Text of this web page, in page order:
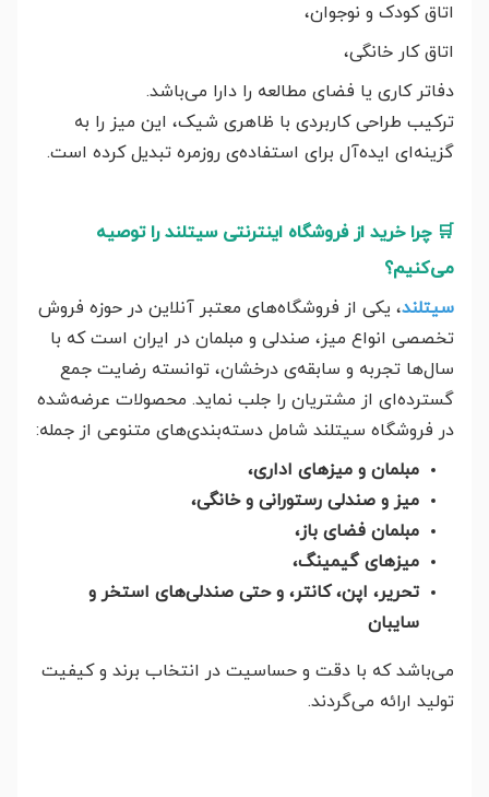
اتاق کودک و نوجوان،
اتاق کار خانگی،
دفاتر کاری یا فضای مطالعه را دارا می‌باشد.
ترکیب طراحی کاربردی با ظاهری شیک، این میز را به
گزینه‌ای ایده‌آل برای استفاده‌ی روزمره تبدیل کرده است.
🛒 چرا خرید از فروشگاه اینترنتی سیتلند را توصیه
می‌کنیم؟
سیتلند، یکی از فروشگاه‌های معتبر آنلاین در حوزه فروش
تخصصی انواع میز، صندلی و مبلمان در ایران است که با
سال‌ها تجربه و سابقه‌ی درخشان، توانسته رضایت جمع
گسترده‌ای از مشتریان را جلب نماید. محصولات عرضه‌شده
در فروشگاه سیتلند شامل دسته‌بندی‌های متنوعی از جمله:
مبلمان و میزهای اداری،
میز و صندلی رستورانی و خانگی،
مبلمان فضای باز،
میزهای گیمینگ،
تحریر، اپن، کانتر، و حتی صندلی‌های استخر و
سایبان
می‌باشد که با دقت و حساسیت در انتخاب برند و کیفیت
تولید ارائه می‌گردند.